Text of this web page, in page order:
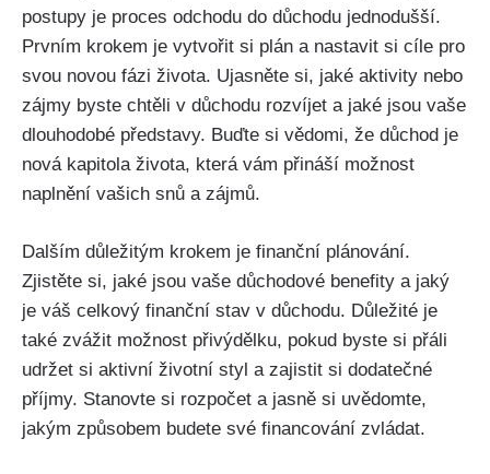
postupy je proces odchodu do důchodu jednodušší.
Prvním krokem je vytvořit si plán a nastavit si cíle pro
svou novou fázi života. Ujasněte si, jaké aktivity nebo
zájmy byste chtěli v důchodu rozvíjet a jaké jsou vaše
dlouhodobé představy. Buďte si vědomi, že důchod je
nová kapitola života, která vám přináší možnost
naplnění vašich snů a zájmů.
Dalším důležitým krokem je finanční plánování.
Zjistěte si, jaké jsou vaše důchodové benefity a jaký
je váš celkový finanční stav v důchodu. Důležité je
také zvážit možnost přivýdělku, pokud byste si přáli
udržet si aktivní životní styl a zajistit si dodatečné
příjmy. Stanovte si rozpočet a jasně si uvědomte,
jakým způsobem budete své financování zvládat.